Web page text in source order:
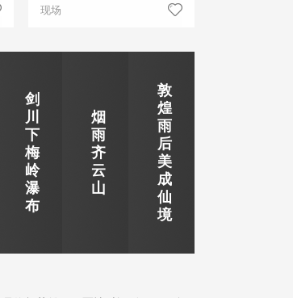
现场
剑
川
下
梅
岭
瀑
布
烟
雨
齐
云
山
敦
煌
雨
后
美
成
仙
境